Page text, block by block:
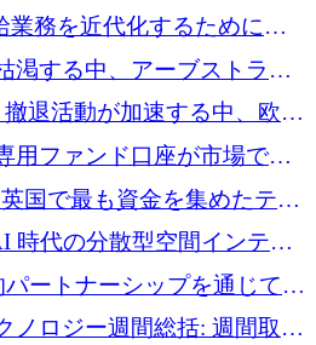
が投資部門を立ち上げ、7
しく調査
業務を近代化するために
追加資金を調達
渇する中、アーブストラ社
を作る機械を発売
退活動が加速する中、欧州
ユーロを確保
用ファンド口座が市場で高
す！Providend社の設立25周
講生の皆様に配当金が支給
国で最も資金を集めたテク
時代の分散型空間インテリ
ークを構築するために 900
調達
ートナーシップを通じて通
社を拡大するための投資部
ノロジー週間総括: 週間取引